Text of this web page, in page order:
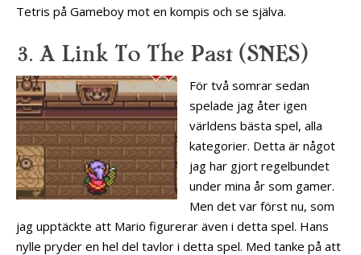
Tetris på Gameboy mot en kompis och se själva.
3. A Link To The Past (SNES)
För två somrar sedan
spelade jag åter igen
världens bästa spel, alla
kategorier. Detta är något
jag har gjort regelbundet
under mina år som gamer.
Men det var först nu, som
jag upptäckte att Mario figurerar även i detta spel. Hans
nylle pryder en hel del tavlor i detta spel. Med tanke på att